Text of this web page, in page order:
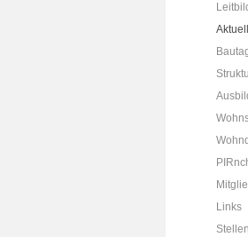
Links